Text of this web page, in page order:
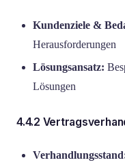
Kundenziele &
Herausforderungen
Lösungsansatz:
Lösungen
4.4.2